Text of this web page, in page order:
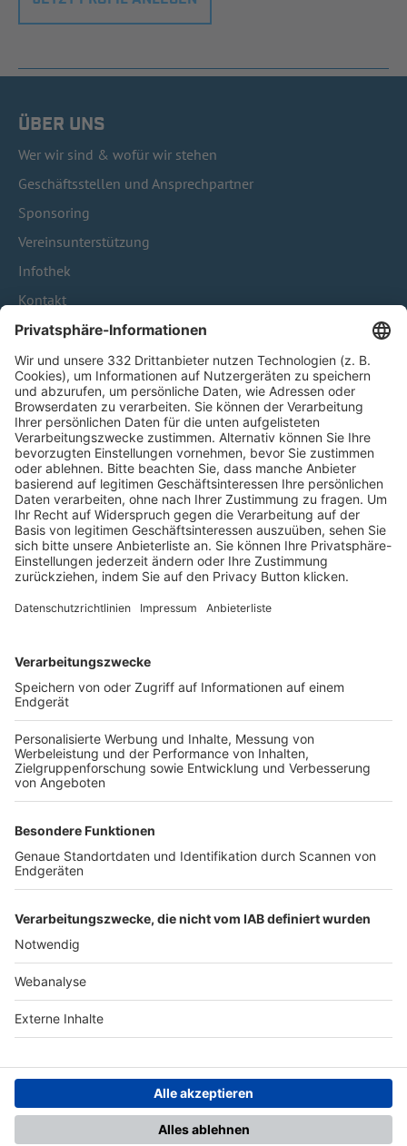
ÜBER UNS
Wer wir sind & wofür wir stehen
Geschäftsstellen und Ansprechpartner
Sponsoring
Vereinsunterstützung
Infothek
Kontakt
HÄUFIG BESUCHTE SEITEN
Pässe und Vereinswechsel
Trainerausbildung
Schulungsangebot Vereinsmitarbeiter
BFV-Geschäftsstellen
Trainerbörse
Login SpielPlus
FOLGE DEM BFV
TOP-VEREINE
TOP-PARTNER
Nutzungsbedingungen Datenschutz Impressum